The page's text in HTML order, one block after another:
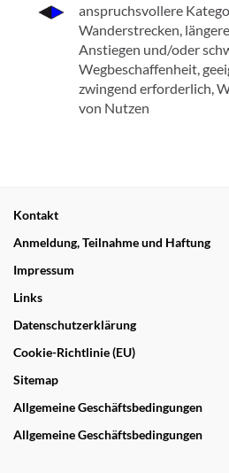
anspruchsvollere
Wanderstrecken,
Anstiegen und/oder
Wegbeschaffenheit,
zwingend erforderlich,
von Nutzen
Kontakt
Anmeldung, Teilnahme und Haftung
Impressum
Links
Datenschutzerklärung
Cookie-Richtlinie (EU)
Sitemap
Allgemeine Geschäftsbedingungen
Allgemeine Geschäftsbedingungen